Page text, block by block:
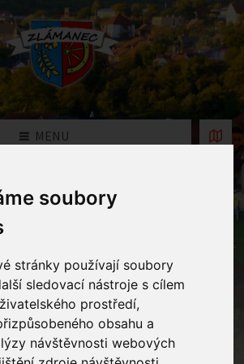
soubory
stránky používají soubory
sledovací nástroje s cílem
prostředí,
obsahu a
návštěvnosti webových
MENU
Morava
Mateřská školka